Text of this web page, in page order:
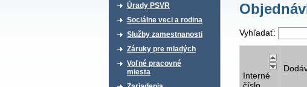
Úrady PSVR
Sociálne veci a rodina
Služby zamestnanosti
Záruky pre mladých
Voľné pracovné
miesta
Vyhľadať:
Interné